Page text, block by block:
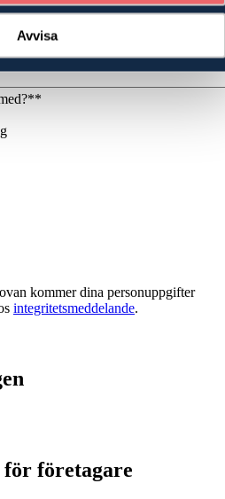
Avvisa
*
kommer dina personuppgifter
integritetsmeddelande.
företagare